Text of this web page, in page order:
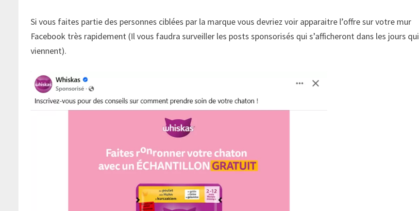
Si vous faites partie des personnes ciblées par la marque vous devriez voir apparaitre l’offre sur votre mur
Facebook très rapidement (Il vous faudra surveiller les posts sponsorisés qui s’afficheront dans les jours qui
viennent).